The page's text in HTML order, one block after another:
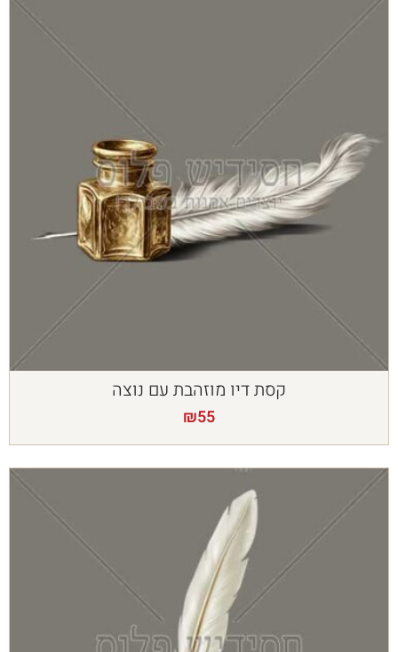
קסת דיו מוזהבת עם נוצה
₪55